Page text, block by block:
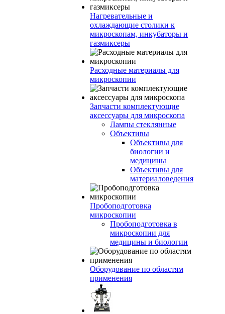
Нагревательные и
охлаждающие столики к
микроскопам, инкубаторы и
газмиксеры
Расходные материалы для
микроскопии
Запчасти комплектующие
аксессуары для микроскопа
Лампы стеклянные
Объективы
Объективы для
биологии и
медицины
Объективы для
материаловедения
Пробоподготовка
микроскопии
Пробоподготовка в
микроскопии для
медицины и биологии
Оборудование по областям
применения